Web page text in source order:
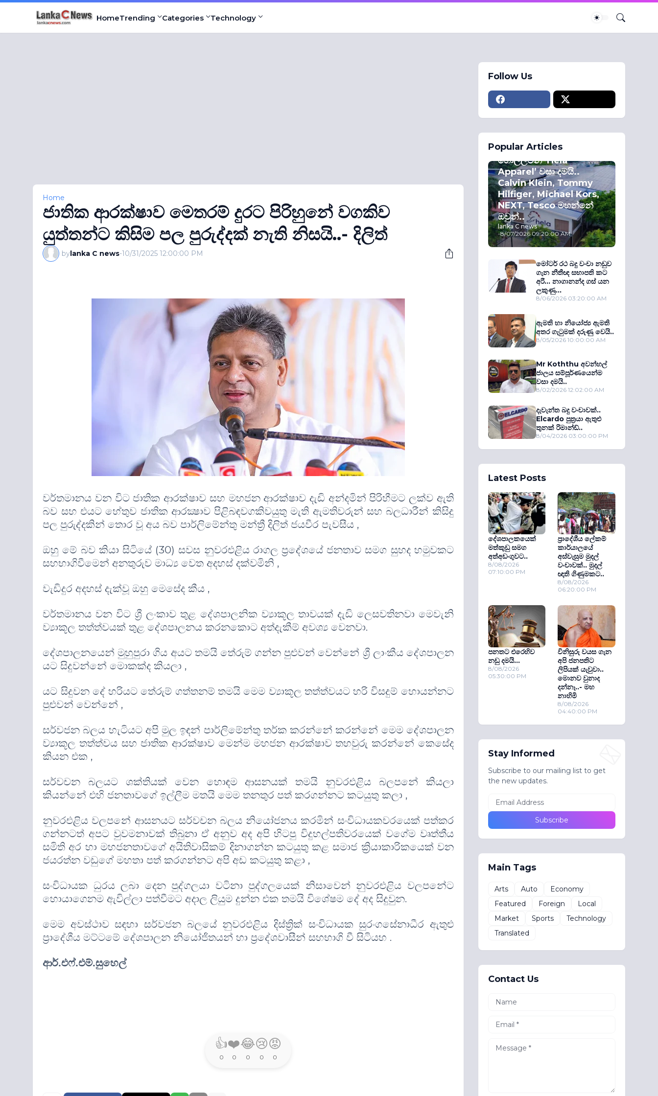
HomeTrending Categories Technology
Home
ජාතික ආරක්ෂාව මෙතරම් දුරට පිරිහුනේ වගකිව
යුත්තන්ට කිසිම පල පුරුද්දක් නැති නිසයි..- දිලිත්
bylanka C news-10/31/2025 12:00:00 PM
වර්තමානය වන විට ජාතික ආරක්ෂාව සහ මහජන ආරක්ෂාව දැඩි අන්දමින් පිරිහීමට ලක්ව ඇති
බව සහ එයට හේතුව ජාතික ආරක්‍ෂාව පිළිබඳවගකිවයුතු මැති ඇමතිවරුන් සහ බලධාරීන් කිසිදු
පල පුරුද්දකින් තොර වූ අය බව පාර්ලිමේන්තු මන්ත්‍රී දිලිත් ජයවීර පැවසීය ,
ඔහු මේ බව කියා සිටියේ (30) සවස නුවරඑළිය රාගල ප්‍රදේශයේ ජනතාව සමග සුහද හමුවකට
සහභාගිවීමෙන් අනතුරුව මාධ්‍ය වෙත අදහස් දක්වමිනි ,
වැඩිදුර අදහස් දැක්වූ ඔහු මෙසේද කීය ,
වර්තමානය වන විට ශ්‍රී ලංකාව තුළ දේශපාලනික ව්‍යාකූල තාවයක් දැඩි ලෙසවතිනවා මෙවැනි
ව්‍යාකූල තත්ත්වයක් තුළ දේශපාලනය කරනකොට අත්දැකීම් අවශ්‍ය වෙනවා.
දේශපාලනයෙන් මුහුපුරා ගිය අයට තමයි තේරුම් ගන්න පුළුවන් වෙන්නේ ශ්‍රී ලාංකීය දේශපාලන
යට සිදුවන්නේ මොකක්ද කියලා ,
යට සිදුවන දේ හරියට තේරුම් ගත්තනම් තමයි මෙම ව්‍යාකූල තත්ත්වයට හරි විසදුම් හොයන්නට
පුළුවන් වෙන්නේ ,
සර්වජන බලය හැටියට අපි මුල ඉඳන් පාර්ලිමේන්තු තර්ක කරන්නේ කරන්නේ මෙම දේශපාලන
ව්‍යාකූල තත්ත්වය සහ ජාතික ආරක්ෂාව මෙන්ම මහජන ආරක්ෂාව තහවුරු කරන්නේ කෙසේද
කියන එක ,
සර්වචන බලයට ශක්තියක් වෙන හොඳම ආසනයක් තමයි නුවරඑළිය බලපනේ කියලා
කියන්නේ එහි ජනතාවගේ ඉල්ලීම මතයි මෙම තනතුර පත් කරගන්නට කටයුතු කලා ,
නුවරඑළිය වලපනේ ආසනයට සර්වචන බලය නියෝජනය කරමින් සංවිධායකවරයෙක් පත්කර
ගන්නටත් අපට වුවමනාවක් තිබුනා ඒ අනුව අද අපි හිටපු විදුහල්පතිවරයෙක් වගේම වෘත්තීය
සමිති අර හා මහජනතාවගේ අයිතිවාසිකම් දිනාගන්න කටයුතු කළ සමාජ ක්‍රියාකාරිකයෙක් වන
ජයරත්න වඩුගේ මහතා පත් කරගන්නට අපි අඩ කටයුතු කළා ,
සංවිධායක ධුරය ලබා දෙන පුද්ගලයා වටිනා පුද්ගලයෙක් නිසාවෙන් නුවරඑළිය වලපනේට
හොයාගෙනම ඇවිල්ලා පත්වීමට අදාල ලියුම දුන්න එක තමයි විශේෂම දේ අද සිදුවුන.
මෙම අවස්ථාව සඳහා සර්වජන බලයේ නුවරඑළිය දිස්ත්‍රික් සංවිධායක සුරංගසේනාධීර ඇතුළු
ප්‍රාදේශීය මට්ටමේ දේශපාලන නියෝජිතයන් හා ප්‍රදේශවාසීන් සහභාගි වී සිටියහ .
ආර්.එෆ්.එම්.සුහෙල්
👍
0
❤️
0
😂
0
😢
0
😡
0
Follow Us
Popular Articles
කොළඹ කොටස්
හොල්ලමින් ‘Hela
Apparel’ වසා දමයි..
Calvin Klein, Tommy
Hilfiger, Michael Kors,
NEXT, Tesco මහන්නේ
ඔවුන්..
lanka C news
-8/07/2026 09:20:00 AM
මෝටර් රථ බදු වංචා නඩුව
ගැන නීතීඥ සභාපති කට
අරී... නාගානන්ද ගස් යන
ලකුණු...
8/06/2026 03:20:00 AM
ඇමති හා නියෝජ්‍ය ඇමති
අතර ගැටුමක් දරුණු වෙයි..
8/05/2026 10:00:00 AM
Mr Koththu අවන්හල්
ජාලය සම්පූර්ණයෙන්ම
වසා දමයි..
8/02/2026 12:02:00 AM
දැවැන්ත බදු වංචාවක්..
Elcardo පුත‍්‍රයා ඇතුළු
තුනක් රිමාන්ඩ්..
8/04/2026 03:00:00 PM
Latest Posts
දේශපාලකයෙක්
මත්කුඩු සමග
අත්අඩංගුවට..
8/08/2026
07:10:00 PM
ප්‍රාදේශීය ලේකම්
කාර්යාලයේ
අස්වැසුම මුදල්
වංචාවක්.. මුදල්
ඥාති ගිණුමකට..
8/08/2026
06:20:00 PM
පනතට එරෙහිව
නඩු දමයි...
8/08/2026
05:30:00 PM
විනිසුරු වයස ගැන
අපි ජනපතිට
ලිපියක් යැවුවා..
මොනව වුනාද
දන්නෑ..- මහ
නාහිමි
8/08/2026
04:40:00 PM
Stay Informed
Subscribe to our mailing list to get
the new updates.
Main Tags
Arts Auto
Economy
Featured
Foreign
Local
Market
Sports
Technology
Translated
Contact Us